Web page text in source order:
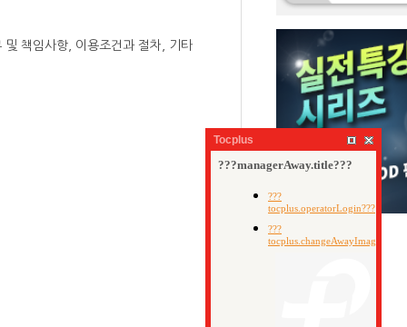
책임사항, 이용조건과 절차, 기타
Tocplus